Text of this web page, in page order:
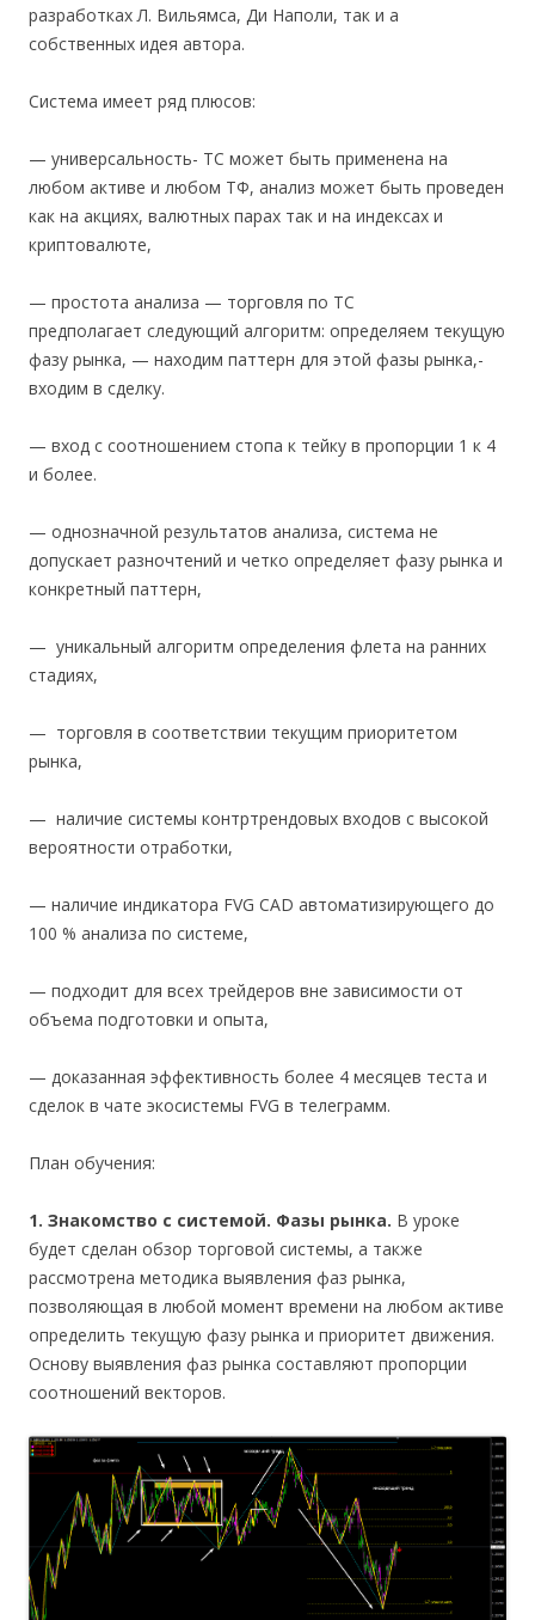
разработках Л. Вильямса, Ди Наполи, так и а
собственных идея автора.
Система имеет ряд плюсов:
— универсальность- ТС может быть применена на
любом активе и любом ТФ, анализ может быть проведен
как на акциях, валютных парах так и на индексах и
криптовалюте,
— простота анализа — торговля по ТС
предполагает следующий алгоритм: определяем текущую
фазу рынка, — находим паттерн для этой фазы рынка,-
входим в сделку.
— вход с соотношением стопа к тейку в пропорции 1 к 4
и более.
— однозначной результатов анализа, система не
допускает разночтений и четко определяет фазу рынка и
конкретный паттерн,
— уникальный алгоритм определения флета на ранних
стадиях,
— торговля в соответствии текущим приоритетом
рынка,
— наличие системы контртрендовых входов с высокой
вероятности отработки,
— наличие индикатора FVG CAD автоматизирующего до
100 % анализа по системе,
— подходит для всех трейдеров вне зависимости от
объема подготовки и опыта,
— доказанная эффективность более 4 месяцев теста и
сделок в чате экосистемы FVG в телеграмм.
План обучения:
1. Знакомство с системой. Фазы рынка. В уроке
будет сделан обзор торговой системы, а также
рассмотрена методика выявления фаз рынка,
позволяющая в любой момент времени на любом активе
определить текущую фазу рынка и приоритет движения.
Основу выявления фаз рынка составляют пропорции
соотношений векторов.